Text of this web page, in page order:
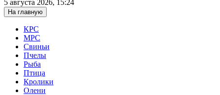
5 августа 2026, 15:24
На главную
КРС
МРС
Свиньи
Пчелы
Рыба
Птица
Кролики
Олени